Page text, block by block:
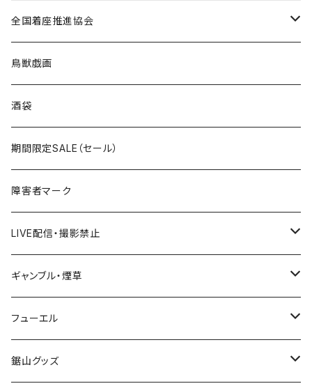
国道100～199号線
国道600～699号線
国道700～799号線
キャップ
ROUTE 0～99号線
ROUTE100～199号線
ROUTE600～699号線
ROUTE700～799号線
Tシャツ
ROUTE 0～99号線
ROUTE 100～199号線
ROUTE 600～699号線
ROUTE 700～799号線
キャップ
ROUTE 0～99号線
ROUTE 100～199号線
ROUTE 600～699号線
ROUTE 700～799号線
北海道
青森県
岩手県
宮城県
秋田県
Tシャツ
ステッカー
山形県
福島県
茨城県
栃木県
全国着座推進協会
ステッカー
鳥獣戯画
酒袋
期間限定SALE（セール）
障害者マーク
LIVE配信・撮影禁止
LIVE配信禁止
撮影禁止
ギャンブル・煙草
ホテルキーホルダー
たばこ・禁煙ステッカー
フューエル
ステッカー
鋸山グッズ